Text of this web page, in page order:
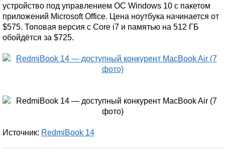
устройство под управлением ОС Windows 10 с пакетом
приложений Microsoft Office. Цена ноутбука начинается от
$575. Топовая версия с Core i7 и памятью на 512 ГБ
обойдётся за $725.
Источник: RedmiBook 14